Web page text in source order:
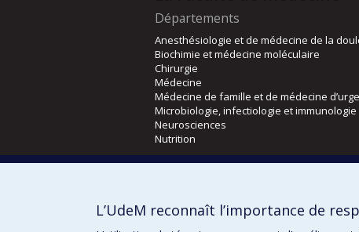
Départements
Anesthésiologie et de médecine de la
Biochimie et médecine moléculaire
Chirurgie
Médecine
Médecine de famille et de médecine
Microbiologie, infectiologie et immunologie
Neurosciences
Nutrition
Orthophonie et audiologie
L’UdeM reconnaît l’importance de